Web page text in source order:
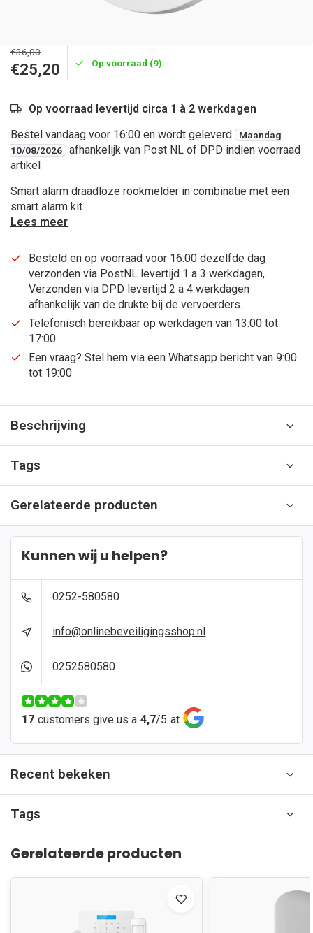
€36,00
€25,20 Op voorraad (9)
Op voorraad levertijd circa 1 à 2 werkdagen
Bestel vandaag voor 16:00 en wordt geleverd
Maandag
10/08/2026
afhankelijk van Post NL of DPD indien voorraad
artikel
Smart alarm draadloze rookmelder in combinatie met een
smart alarm kit
Lees meer
Besteld en op voorraad voor 16:00 dezelfde dag
verzonden via PostNL levertijd 1 a 3 werkdagen,
Verzonden via DPD levertijd 2 a 4 werkdagen
afhankelijk van de drukte bij de vervoerders.
Telefonisch bereikbaar op werkdagen van 13:00 tot
17:00
Een vraag? Stel hem via een Whatsapp bericht van 9:00
tot 19:00
Beschrijving
Tags
Gerelateerde producten
Kunnen wij u helpen?
0252-580580
info@onlinebeveiligingsshop.nl
0252580580
17 customers give us a 4,7/5 at
Recent bekeken
Tags
Gerelateerde producten